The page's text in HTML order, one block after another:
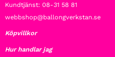
Kundtjänst: 08-31 58 81
webbshop@ballongverkstan.se
Köpvillkor
Hur handlar jag